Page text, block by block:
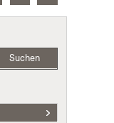
Suchen